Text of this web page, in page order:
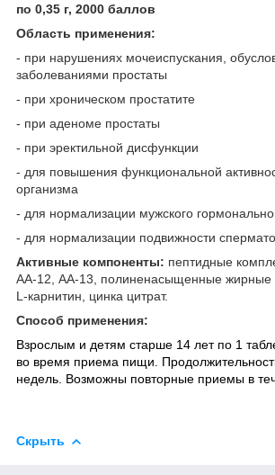
по 0,35 г, 2000 баллов
Область применения:
- при нарушениях мочеиспускания,
заболеваниями простаты
- при хроническом простатите
- при аденоме простаты
- при эректильной дисфункции
- для повышения функциональной
организма
- для нормализации мужского
- для нормализации подвижности
Активные компоненты: пептидные
АА-12, АА-13, полиненасыщенные жирные
L-карнитин, цинка цитрат.
Способ применения:
Взрослым и детям старше 14 лет по 1
во время приема пищи.
недель. Возможны повторные приемы в
Скрыть